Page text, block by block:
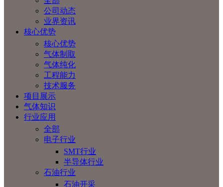
公司动态
业界资讯
核心优势
核心优势
气体制取
气体纯化
工程能力
技术服务
项目展示
气体知识
行业应用
全部
电子行业
SMT行业
半导体行业
石油行业
石油开采